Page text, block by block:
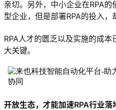
亲切。另外，中小企业在RPA
型企业，但是部署RPA的投入，
RPA人才的匮乏以及实施的成
大关键。
开放生态，才能加速RPA行业落